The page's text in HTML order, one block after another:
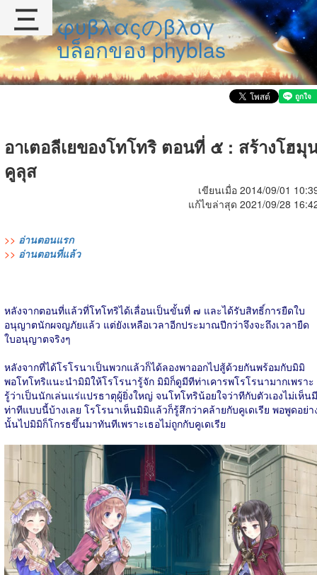
φυβλαςのβλογ
บล็อกของ phyblas
อาเตอลีเยของโทโทริ ตอนที่ ๕ : สร้างโฮมุ
คูลุส
เขียนเมื่อ 2014/09/01
แก้ไขล่าสุด 2021/09/28
>> อ่านตอนแรก
>> อ่านตอนที่แล้ว
หลังจากตอนที่แล้วที่โทโทริได้เลื่อนเป็นขั้นที่ ๗ และได้รับสิทธิ์การยืดใบ
อนุญาตนักผจญภัยแล้ว แต่ยังเหลือเวลาอีกประมาณปีกว่าจึงจะถึงเวลายืด
ใบอนุญาตจริงๆ
หลังจากที่ได้โรโรนาเป็นพวกแล้วก็ได้ลองพาออกไปสู้ด้วยกันพร้อมกับมิมิ
พอโทโทริแนะนำมิมิให้โรโรนารู้จัก มิมิก็ดูมีทีท่าเคารพโรโรนามากเพราะ
รู้ว่าเป็นนักเล่นแร่แปรธาตุผู้ยิ่งใหญ่ จนโทโทริน้อยใจว่าทีกับตัวเองไม่เห็นมี
ท่าทีแบบนี้บ้างเลย โรโรนาเห็นมิมิแล้วก็รู้สึกว่าคล้ายกับคูเดเรีย พอพูดอย่า
นั้นไปมิมิก็โกรธขึ้นมาทันทีเพราะเธอไม่ถูกกับคูเดเรีย
三